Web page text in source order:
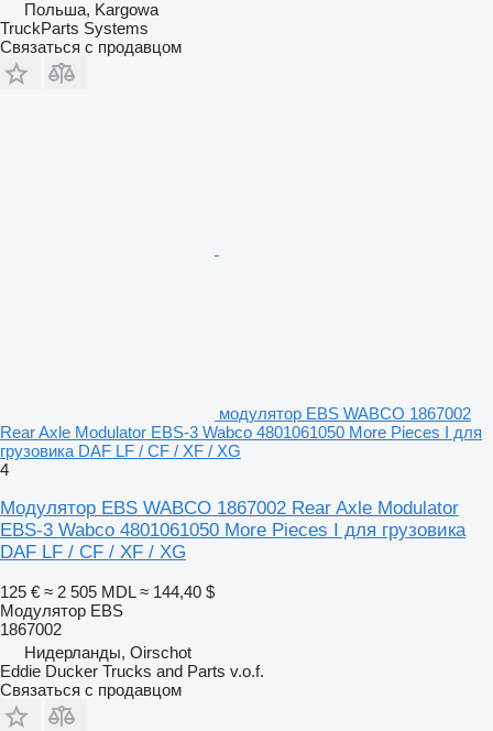
Польша, Kargowa
TruckParts Systems
Связаться с продавцом
модулятор EBS WABCO 1867002
Rear Axle Modulator EBS-3 Wabco 4801061050 More Pieces I для
грузовика DAF LF / CF / XF / XG
4
Модулятор EBS WABCO 1867002 Rear Axle Modulator
EBS-3 Wabco 4801061050 More Pieces I для грузовика
DAF LF / CF / XF / XG
125 € ≈ 2 505 MDL ≈ 144,40 $
Модулятор EBS
1867002
Нидерланды, Oirschot
Eddie Ducker Trucks and Parts v.o.f.
Связаться с продавцом